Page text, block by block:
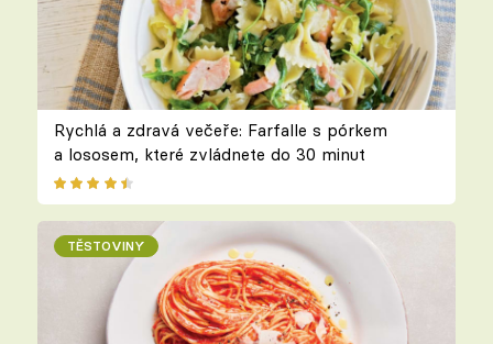
Rychlá a zdravá večeře: Farfalle s pórkem
a lososem, které zvládnete do 30 minut
TĚSTOVINY